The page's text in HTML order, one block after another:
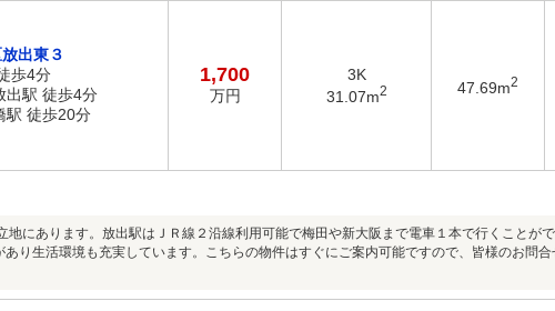
出東３
歩4分
出駅 徒歩4分
駅 徒歩20分
1,700
万円
3K
31.07m2 47.69m2
地にあります。放出駅はＪＲ線２沿線利用可能で梅田や新大阪まで電車１本で行くことが
り生活環境も充実しています。こちらの物件はすぐにご案内可能ですので、皆様のお問合